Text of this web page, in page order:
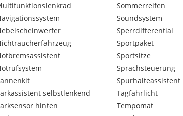
selbstlenkend
hinten
Sommerreifen
Soundsystem
Sperrdifferential
Sportpaket
Sportsitze
Sprachsteuerung
Spurhalteassistent
Tagfahrlicht
Tempomat